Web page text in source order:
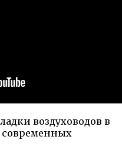
воздуховодов в
современных